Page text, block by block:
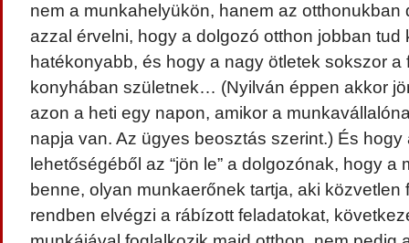
nem a munkahelyükön, hanem az otthonukban
azzal érvelni, hogy a dolgozó otthon jobban tud
hatékonyabb, és hogy a nagy ötletek sokszor
konyhában születnek… (Nyilván éppen akkor
azon a heti egy napon, amikor a
napja van. Az ügyes beosztás szerint.) És
lehetőségéből az “jön le” a dolgozónak, hogy a
benne, olyan munkaerőnek tartja, aki közvetlen
rendben elvégzi a rábízott feladatokat,